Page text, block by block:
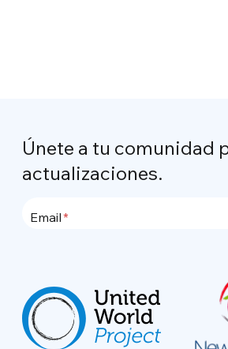
Únete a tu comunidad
actualizaciones.
Email